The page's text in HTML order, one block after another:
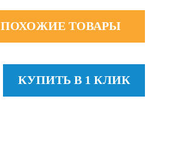
ПОХОЖИЕ ТОВАРЫ
КУПИТЬ В 1 КЛИК